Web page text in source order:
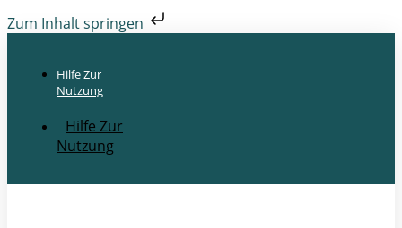
Zum Inhalt springen
Hilfe Zur
Nutzung
Hilfe Zur
Nutzung